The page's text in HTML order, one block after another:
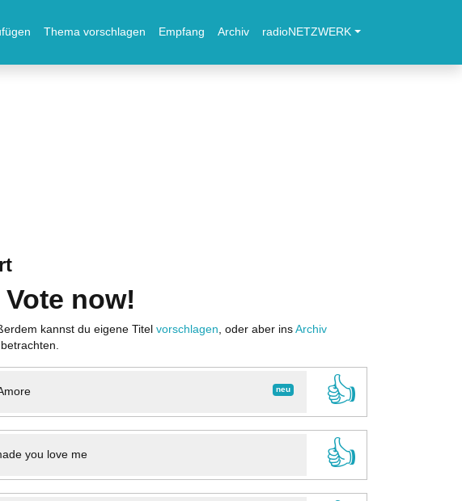
Thema vorschlagen Empfang Archiv radioNETZWERK
now!
kannst du eigene Titel vorschlagen , oder aber ins Archiv
neu
👍
you love me
👍